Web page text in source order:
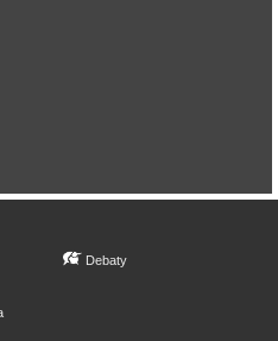
Debaty